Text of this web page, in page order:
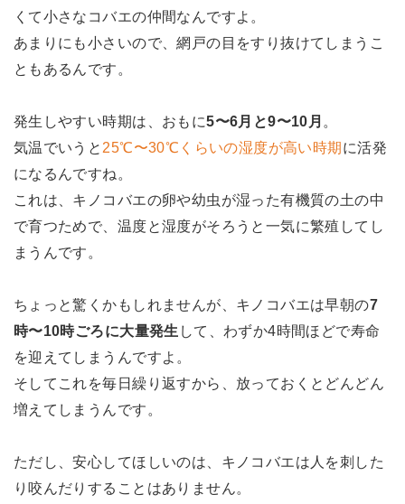
くて小さなコバエの仲間なんですよ。
あまりにも小さいので、網戸の目をすり抜けてしまうこ
ともあるんです。
発生しやすい時期は、おもに5〜6月と9〜10月 。
気温でいうと 25℃〜30℃くらいの湿度が高い時期に活発
になるんですね。
これは、キノコバエの卵や幼虫が湿った有機質の土の中
で育つためで、温度と湿度がそろうと一気に繁殖してし
まうんです。
ちょっと驚くかもしれませんが、キノコバエは早朝の7
時〜10時ごろに大量発生 して、わずか4時間ほどで寿命
を迎えてしまうんですよ。
そしてこれを毎日繰り返すから、放っておくとどんどん
増えてしまうんです。
ただし、安心してほしいのは、キノコバエは人を刺した
り咬んだりすることはありません。